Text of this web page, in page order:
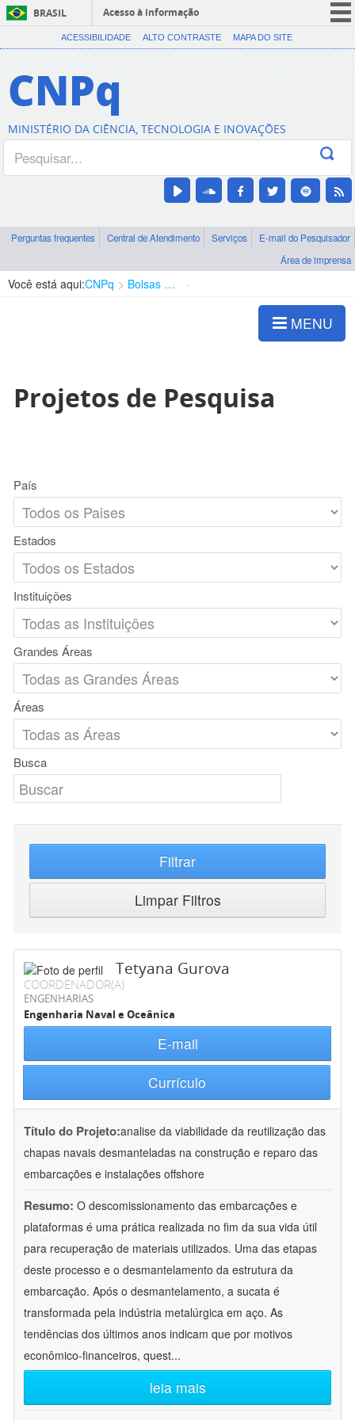
BRASIL
Acesso à informação
CORONAVÍRUS (COVID-19)
Canais
ACESSIBILIDADE ALTO CONTRASTE MAPA DO SITE
CNPq
MINISTÉRIO DA CIÊNCIA, TECNOLOGIA E INOVAÇÕES
Perguntas frequentes Central de Atendimento Serviços
E-mail do Pesquisador
Área de imprensa
Você está aqui:CNPq Bolsas e Auxílios Vigentes
MENU
Projetos de Pesquisa
País
Estados
Instituições
Grandes Áreas
Áreas
Busca
Filtrar
Limpar Filtros
Tetyana Gurova
COORDENADOR(A)
ENGENHARIAS
Engenharia Naval e Oceânica
E-mail
Currículo
Título do Projeto:analise da viabilidade da reutilização das
chapas navais desmanteladas na construção e reparo das
embarcações e instalações offshore
Resumo: O descomissionamento das embarcações e
plataformas é uma prática realizada no fim da sua vida útil
para recuperação de materiais utilizados. Uma das etapas
deste processo e o desmantelamento da estrutura da
embarcação. Após o desmantelamento, a sucata é
transformada pela indústria metalúrgica em aço. As
tendências dos últimos anos indicam que por motivos
econômico-financeiros, quest...
leia mais